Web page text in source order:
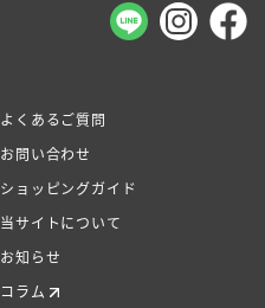
よくあるご質問
お問い合わせ
ショッピングガイド
当サイトについて
お知らせ
コラム